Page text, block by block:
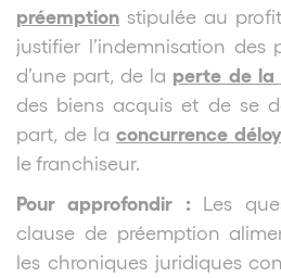
préemption stipulée au
justifier l’indemnisation des
d’une part, de la perte de la
des biens acquis et de se
part, de la concurrence
le franchiseur.
Pour approfondir : Les
clause de préemption
les chroniques juridiques